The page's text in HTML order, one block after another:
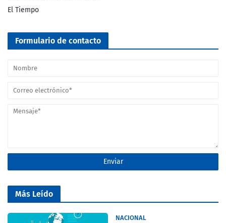
El Tiempo
Formulario de contacto
Más Leído
NACIONAL